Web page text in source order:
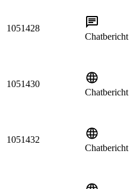
1051428
Chatbericht
1051430
Chatbericht
1051432
Chatbericht